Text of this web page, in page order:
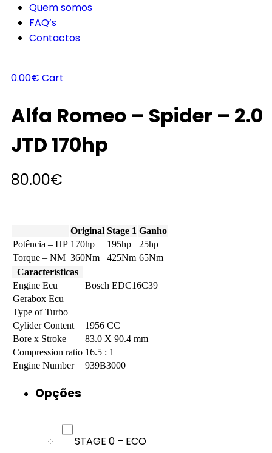
Quem somos
FAQ’s
Contactos
0.00€ Cart
Alfa Romeo – Spider – 2.0
JTD 170hp
80.00€
Original Stage 1 Ganho
Potência – HP 170hp 195hp
25hp
Torque – NM 360Nm 425Nm 65Nm
Características
Engine Ecu
Bosch EDC16C39
Gerabox Ecu
Type of Turbo
Cylider Content
1956 CC
Bore x Stroke
83.0 X 90.4 mm
Compression ratio 16.5 : 1
Engine Number
939B3000
Opções
STAGE 0 – ECO